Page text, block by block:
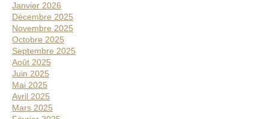
Janvier 2026
Décembre 2025
Novembre 2025
Octobre 2025
Septembre 2025
Août 2025
Juin 2025
Mai 2025
Avril 2025
Mars 2025